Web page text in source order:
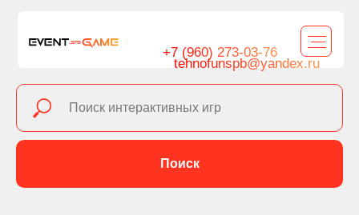
+7 (960) 273-03-76
tehnofunspb@yandex.ru
Поиск